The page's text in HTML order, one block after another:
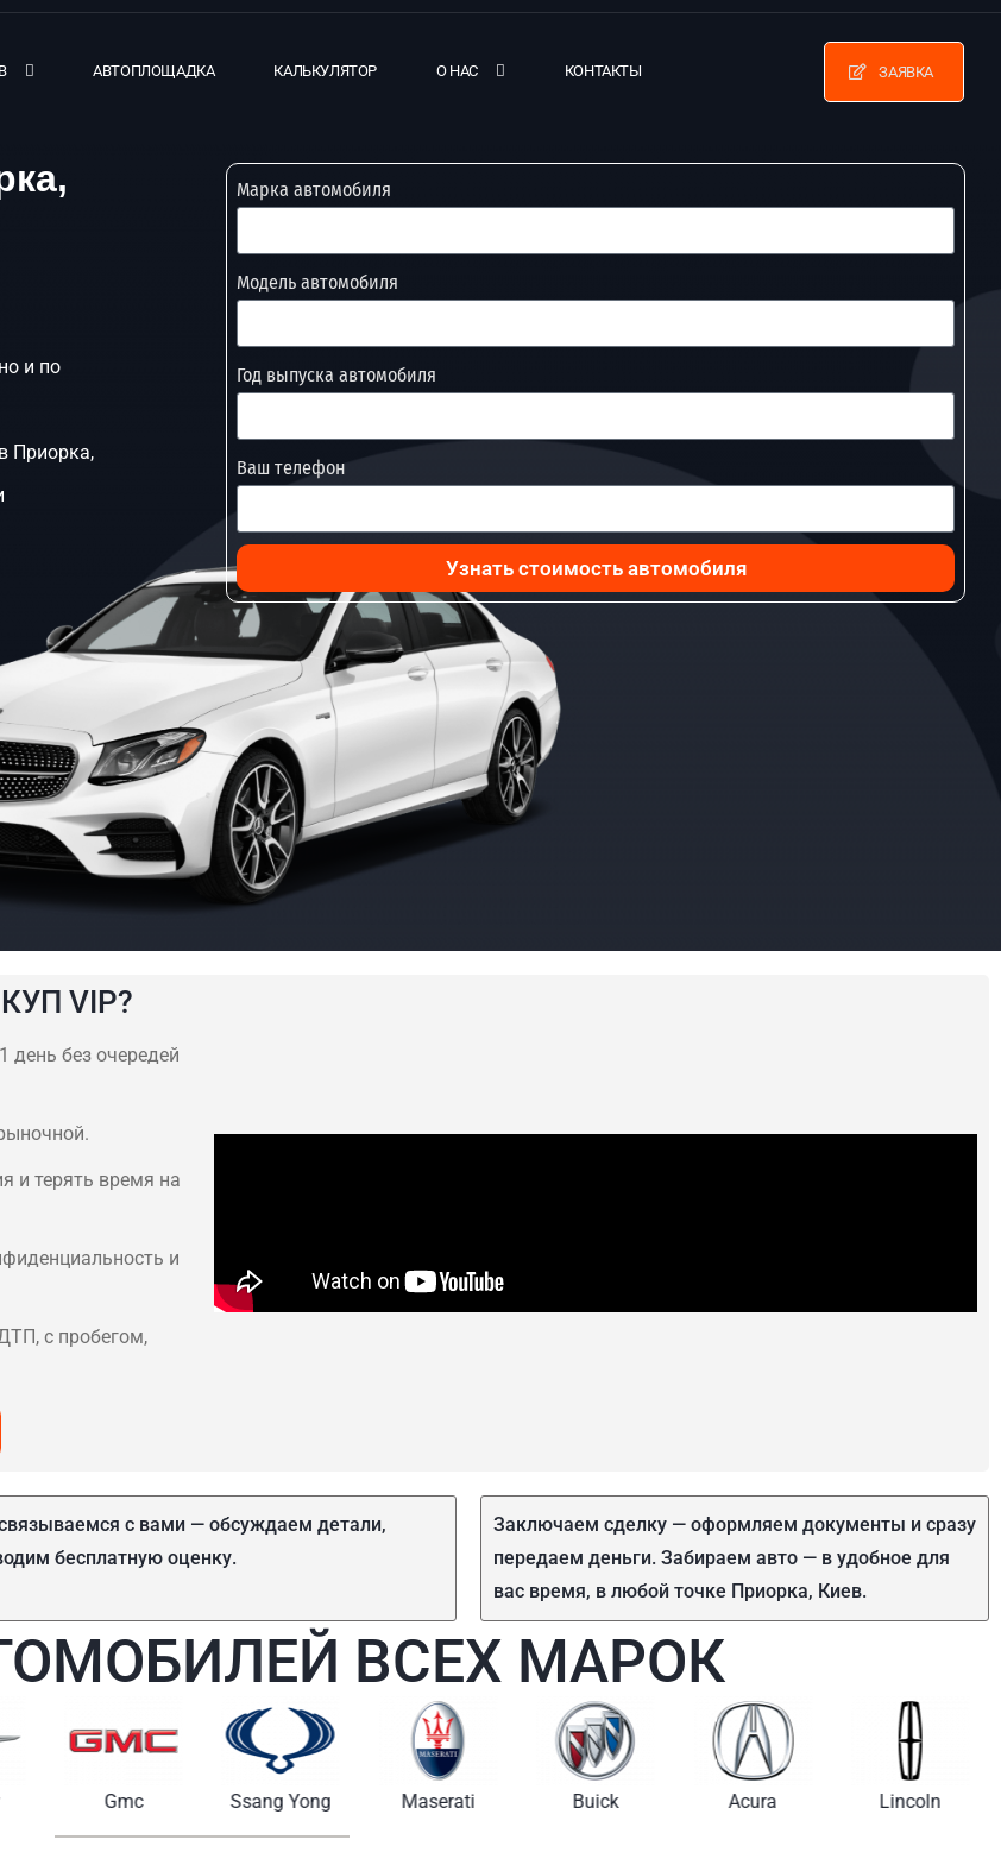
АВТОПЛОЩАДКА КАЛЬКУЛЯТОР О НАС КОНТАКТЫ ЗАЯВКА
и по
Приорка,
Марка автомобиля
Модель автомобиля
Год выпуска автомобиля
Ваш телефон
Узнать стоимость автомобиля
VIP?
день без очередей
и терять время на
и
с пробегом,
с вами — обсуждаем детали,
бесплатную оценку.
Заключаем сделку — оформляем документы и сразу
передаем деньги. Забираем авто — в удобное для
вас время, в любой точке Приорка, Киев.
ВСЕХ МАРОК
Gmc Ssang Yong Maserati Buick Acura Lincoln